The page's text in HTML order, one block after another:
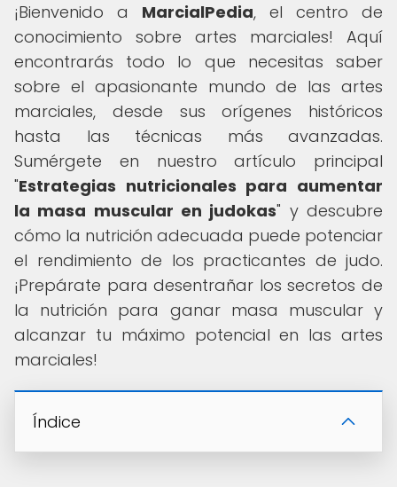
¡Bienvenido a MarcialPedia, el centro de
conocimiento sobre artes marciales! Aquí
encontrarás todo lo que necesitas saber
sobre el apasionante mundo de las artes
marciales, desde sus orígenes históricos
hasta las técnicas más avanzadas.
Sumérgete en nuestro artículo principal
"Estrategias nutricionales para aumentar
la masa muscular en judokas" y descubre
cómo la nutrición adecuada puede potenciar
el rendimiento de los practicantes de judo.
¡Prepárate para desentrañar los secretos de
la nutrición para ganar masa muscular y
alcanzar tu máximo potencial en las artes
marciales!
Índice